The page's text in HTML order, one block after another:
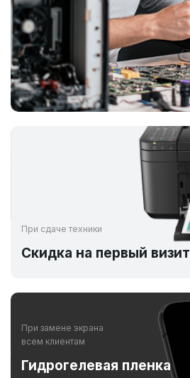
При сдаче техники
Скидка на первый визит
При замене экрана
всем клиентам
Гидрогелевая пленка